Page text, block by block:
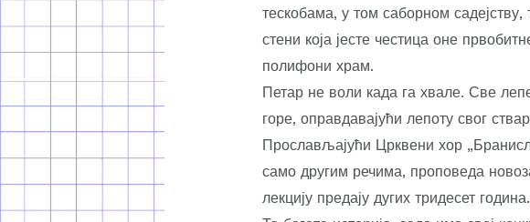
тескобама, у том саборном
стени која јесте честица оне
полифони храм.
Петар не воли када га хвале. Све
горе, оправдавајући лепоту свог
Прослављајући Црквени хор
само другим речима, проповеда
лекцију предају дугих тридесет година.